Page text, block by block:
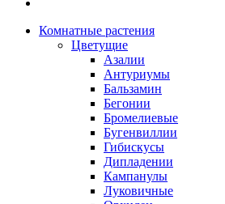
Комнатные растения
Цветущие
Азалии
Антуриумы
Бальзамин
Бегонии
Бромелиевые
Бугенвиллии
Гибискусы
Дипладении
Кампанулы
Луковичные